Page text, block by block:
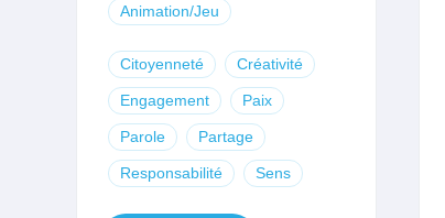
Animation/Jeu
Citoyenneté Créativité
Engagement Paix
Parole Partage
Responsabilité Sens